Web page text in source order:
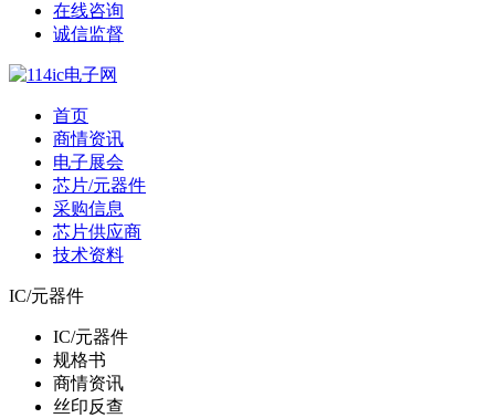
在线咨询
诚信监督
首页
商情资讯
电子展会
芯片/元器件
采购信息
芯片供应商
技术资料
IC/元器件
IC/元器件
规格书
商情资讯
丝印反查